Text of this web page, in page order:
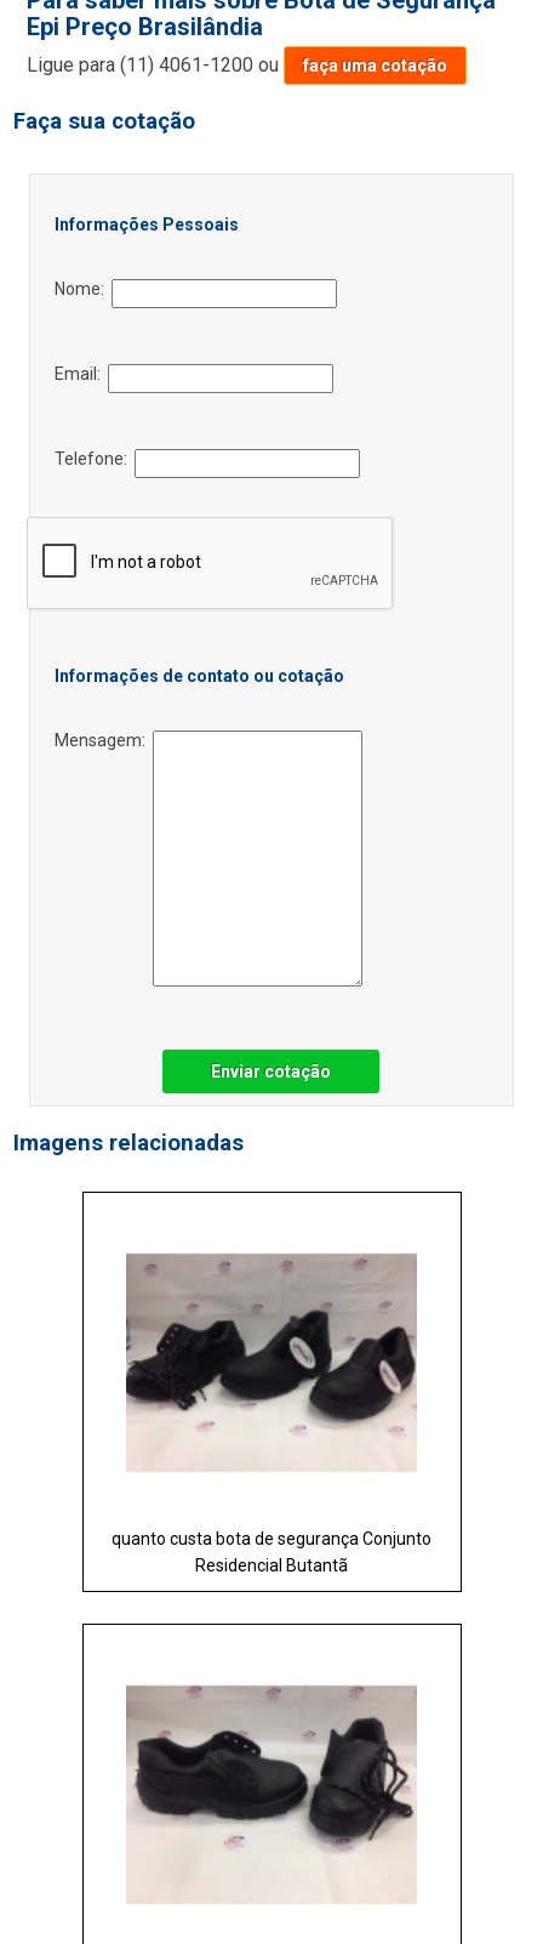
Epi Preço Brasilândia
Ligue para(11) 4061-1200 ou faça uma cotação
Faça sua cotação
Informações Pessoais
Nome:
Email:
Telefone:
Informações de contato ou cotação
Mensagem:
Enviar cotação
Imagens relacionadas
quanto custa bota de segurança Conjunto
Residencial Butantã